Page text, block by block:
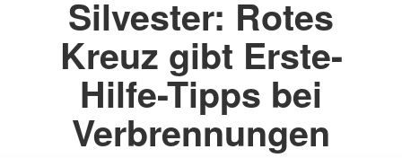
Silvester: Rotes
Kreuz gibt Erste-
Hilfe-Tipps bei
Verbrennungen